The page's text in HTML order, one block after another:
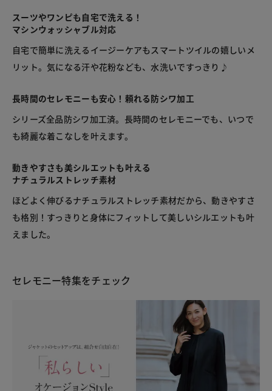
スーツやワンピも自宅で洗える！
マシンウォッシャブル対応
自宅で簡単に洗えるイージーケアもスマートツイルの嬉しいメ
リット。気になる汗や花粉なども、水洗いですっきり♪
長時間のセレモニーも安心！頼れる防シワ加工
シリーズ全品防シワ加工済。長時間のセレモニーでも、いつで
も綺麗な着こなしを叶えます。
動きやすさも美シルエットも叶える
ナチュラルストレッチ素材
ほどよく伸びるナチュラルストレッチ素材だから、動きやすさ
も格別！すっきりと身体にフィットして美しいシルエットも叶
えました。
セレモニー特集をチェック